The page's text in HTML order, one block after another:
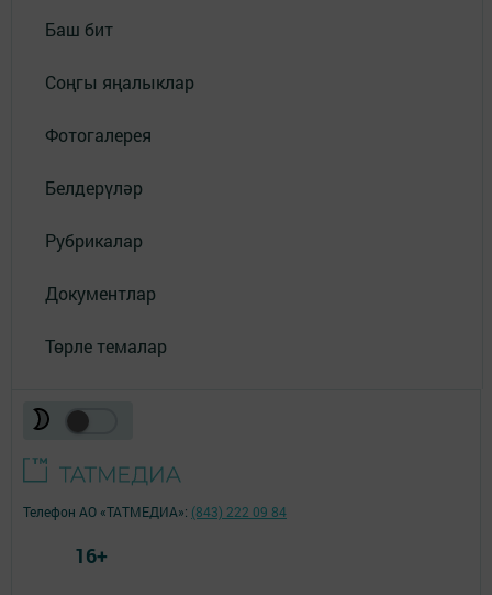
Баш бит
Соңгы яңалыклар
Фотогалерея
Белдерүләр
Рубрикалар
Документлар
Төрле темалар
Телефон АО «ТАТМЕДИА»: (843) 222 09 84
16+